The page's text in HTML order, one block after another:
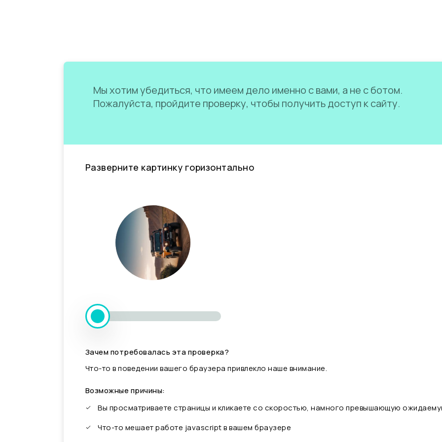
Мы хотим убедиться, что имеем дело именно с вами, а не с ботом.
Пожалуйста, пройдите проверку, чтобы получить доступ к сайту.
Разверните картинку горизонтально
Зачем потребовалась эта проверка?
Что-то в поведении вашего браузера привлекло наше внимание.
Возможные причины:
Вы просматриваете страницы и кликаете со скоростью, намного превышающую
Что-то мешает работе javascript в вашем браузере